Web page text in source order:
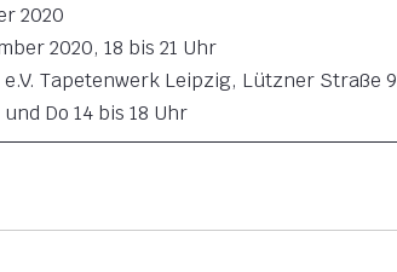
2020
2020, 18 bis 21 Uhr
Tapetenwerk Leipzig, Lützner Straße
Do 14 bis 18 Uhr